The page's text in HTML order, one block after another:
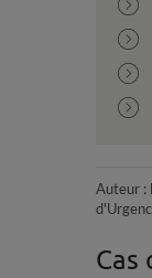
Auteur :
Cas